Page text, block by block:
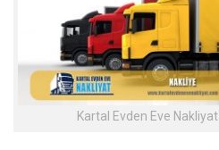
Kartal Evden Eve Nakliyat